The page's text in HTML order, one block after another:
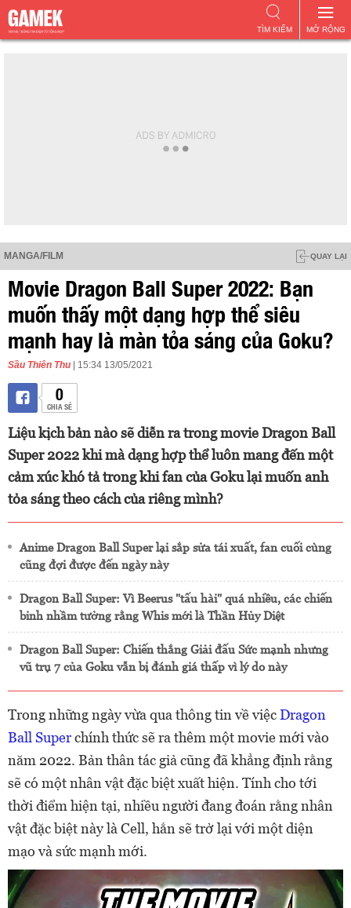
MỞ RỘNG
TÌM KIẾM
MANGA/FILM QUAY LẠI
Movie Dragon Ball Super 2022: Bạn
muốn thấy một dạng hợp thể siêu
mạnh hay là màn tỏa sáng của Goku?
Sầu Thiên Thu | 15:34 13/05/2021
0
CHIA SẺ
Liệu kịch bản nào sẽ diễn ra trong movie Dragon Ball
Super 2022 khi mà dạng hợp thể luôn mang đến một
cảm xúc khó tả trong khi fan của Goku lại muốn anh
tỏa sáng theo cách của riêng mình?
Anime Dragon Ball Super lại sắp sửa tái xuất, fan cuối cùng
cũng đợi được đến ngày này
Dragon Ball Super: Vì Beerus "tấu hài" quá nhiều, các chiến
binh nhầm tưởng rằng Whis mới là Thần Hủy Diệt
Dragon Ball Super: Chiến thắng Giải đấu Sức mạnh nhưng
vũ trụ 7 của Goku vẫn bị đánh giá thấp vì lý do này
Trong những ngày vừa qua thông tin về việcDragon
Ball Superchính thức sẽ ra thêm một movie mới vào
năm 2022. Bản thân tác giả cũng đã khẳng định rằng
sẽ có một nhân vật đặc biệt xuất hiện. Tính cho tới
thời điểm hiện tại, nhiều người đang đoán rằng nhân
vật đặc biệt này là Cell, hắn sẽ trở lại với một diện
mạo và sức mạnh mới.